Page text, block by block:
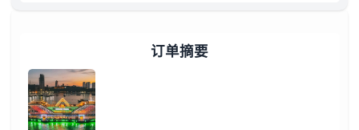
位置
取消政策
订单摘要